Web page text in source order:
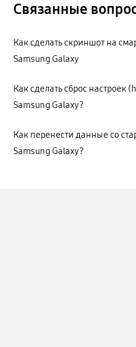
Связанные
Как сделать скриншот на
Samsung Galaxy
Как сделать сброс настроек
Samsung Galaxy?
Как перенести данные со
Samsung Galaxy?